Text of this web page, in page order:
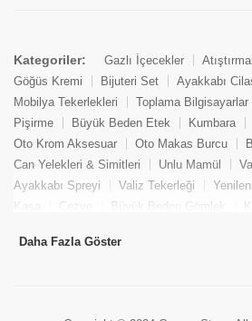
Kategoriler: Gazlı İçecekler
Göğüs Kremi
Bijuteri Set
Ayakkabı
Mobilya Tekerlekleri
Toplama Bilgisayarlar
Pişirme
Büyük Beden Etek Kumbara
Oto Krom Aksesuar
Oto Makas Burcu
Can Yelekleri & Simitleri
Unlu Mamül
Ayakkabı Spreyi
Valiz Tekerleği
Kasa
Cezve Büyük Beden Gömlek
Tekne Bağlama & Demirleme
Daha Fazla Göster